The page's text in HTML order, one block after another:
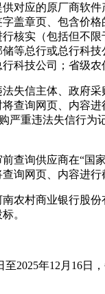
供对应的原厂商软
盖章页、包含价
核实（包括但不
等总行或总行科
科技公司；省级
失信主体、政府
查询网页、内容
购严重违法失信行
查询供应商在“
询网页、内容进
农村商业银行股
。
2025年12月16日